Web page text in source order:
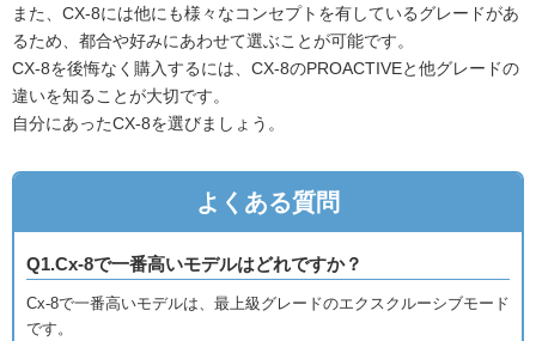
また、CX-8には他にも様々なコンセプトを有しているグレードがあ
るため、都合や好みにあわせて選ぶことが可能です。
CX-8を後悔なく購入するには、CX-8のPROACTIVEと他グレードの
違いを知ることが大切です。
自分にあったCX-8を選びましょう。
よくある質問
Q1.Cx-8で一番高いモデルはどれですか？
Cx-8で一番高いモデルは、最上級グレードのエクスクルーシブモード
です。